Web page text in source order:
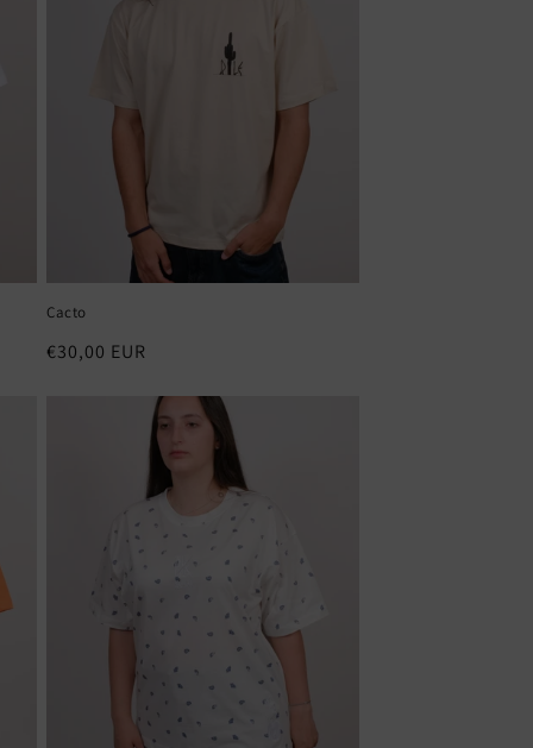
Cacto
Preço
€30,00 EUR